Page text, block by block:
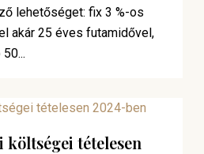
lehetőséget: fix 3 %-os
akár 25 éves futamidővel,
költségei tételesen